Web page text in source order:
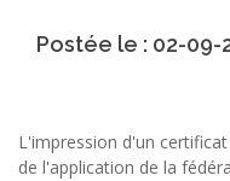
Postée le : 02-09-
L'impression d'un
de l'application de la